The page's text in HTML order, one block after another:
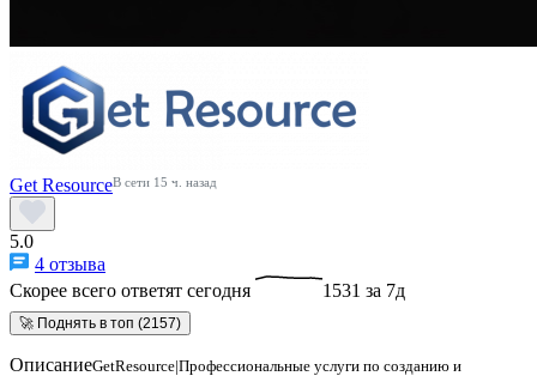
Get ResourceВ сети 15 ч. назад
5.0
4 отзыва
Скорее всего ответят сегодня
1531 за 7д
🚀 Поднять в топ (2157)
ОписаниеGetResource|Профессиональные услуги по созданию и